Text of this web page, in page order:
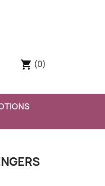
shopping_cart (0)